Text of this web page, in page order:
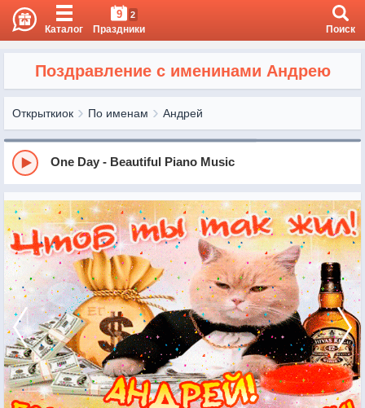
Каталог
9 2
Праздники Поиск
Поздравление с именинами Андрею
Открыткиок По именам Андрей
One Day - Beautiful Piano Music